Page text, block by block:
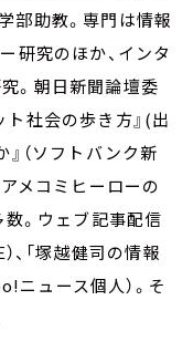
部助教。専門は情報
研究のほか、インタ
。朝日新聞論壇委
ト社会の歩き方』(出
（ソフトバンク新
アメコミヒーローの
。ウェブ記事配信
、「塚越健司の情報
ニュース個人）。そ